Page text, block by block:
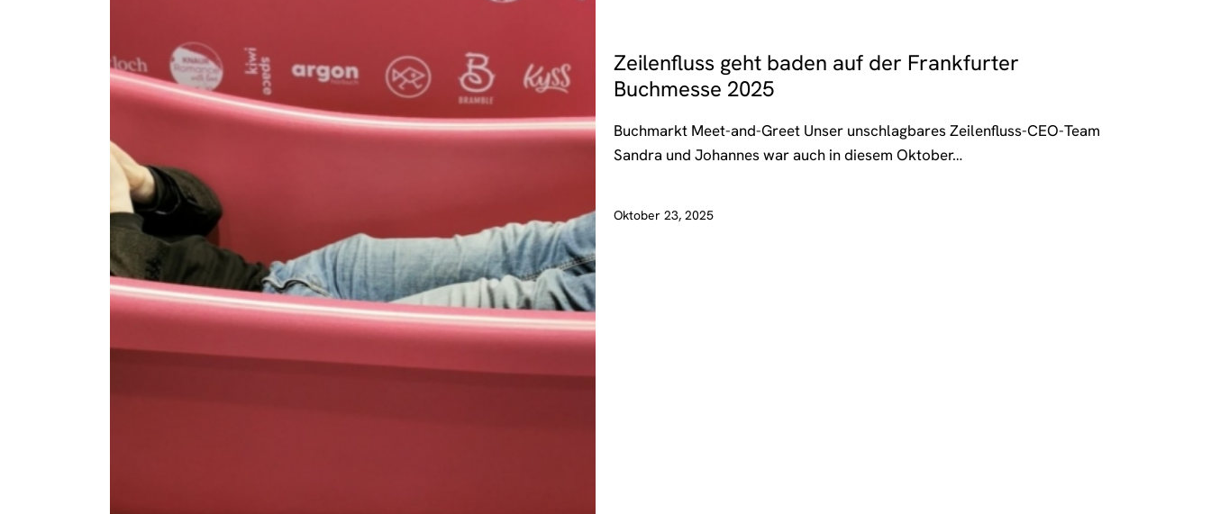
Zeilenfluss geht baden auf der Frankfurter
Buchmesse 2025
Buchmarkt Meet-and-Greet Unser unschlagbares Zeilenfluss-CEO-Team
Sandra und Johannes war auch in diesem Oktober…
Oktober 23, 2025